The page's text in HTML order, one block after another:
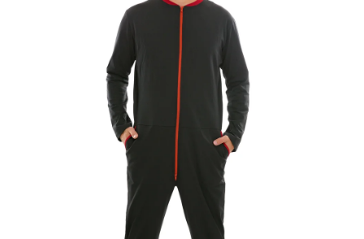
hvězdiček.